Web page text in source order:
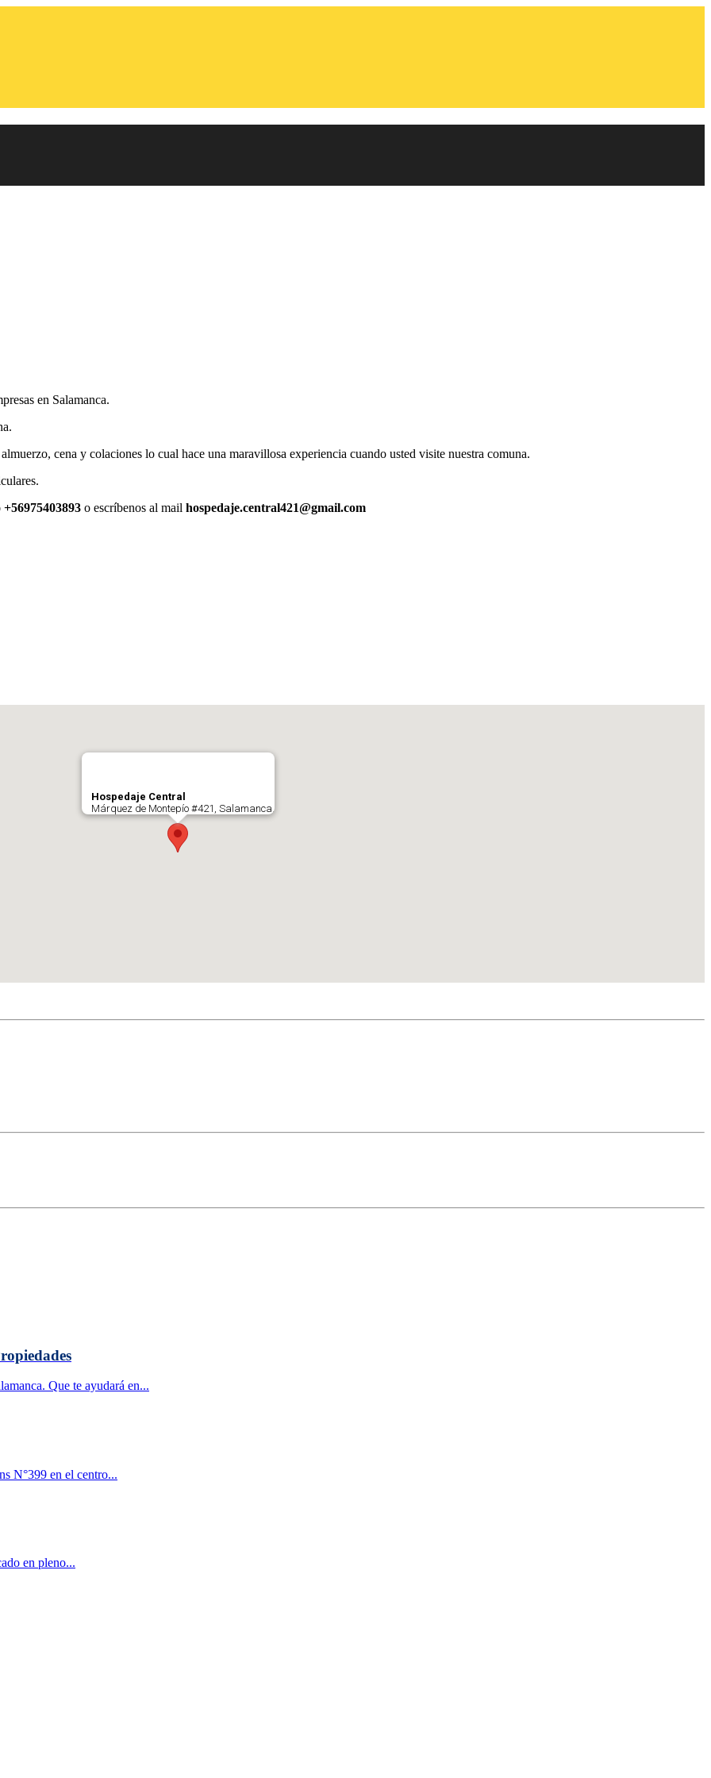
en Salamanca.
cena y colaciones lo cual hace una maravillosa experiencia cuando usted visite nuestra comuna.
+56975403893 o escríbenos al mail hospedaje.central421@gmail.com
Hospedaje Central
Márquez de Montepío #421, Salamanca.
Que te ayudará en...
N°399 en el centro...
en pleno...